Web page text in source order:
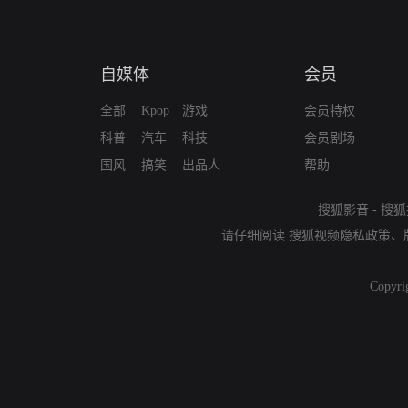
自媒体
全部
科普
国风
Kpop
汽车
搞笑
游戏
科技
出品人
会员
会员特权
会员剧场
帮助
搜狐影音 - 搜
请仔细阅读 搜狐视频隐私政策、